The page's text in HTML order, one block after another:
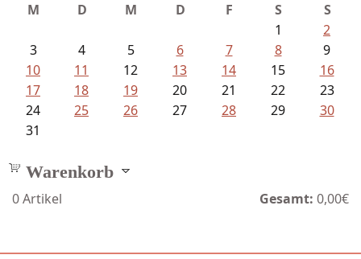
M D M D F S
S
1
2
3
4 5 6 7 8
9
10
11 12 13 14 15
16
17
18 19 20 21 22
23
24
25 26 27 28 29
30
31
Warenkorb
0Artikel Gesamt: 0,00€